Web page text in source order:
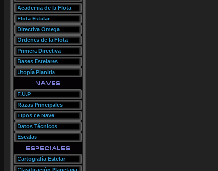
Academia de la Flota
Flota Estelar
Directiva Omega
Ordenes de la Flota
Primera Directiva
Bases Estelares
Utopía Planitia
F.U.P
Razas Principales
Tipos de Nave
Datos Técnicos
Escalas
Cartografía Estelar
Clasificación Planetaria